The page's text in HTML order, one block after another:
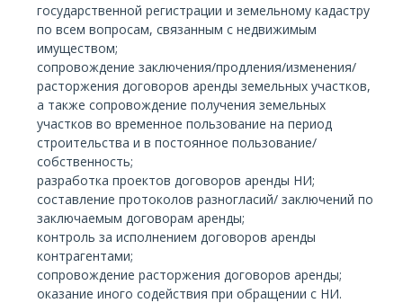
государственной регистрации и земельному кадастру
по всем вопросам, связанным с недвижимым
имуществом;
сопровождение заключения/продления/изменения/
расторжения договоров аренды земельных участков,
а также сопровождение получения земельных
участков во временное пользование на период
строительства и в постоянное пользование/
собственность;
разработка проектов договоров аренды НИ;
составление протоколов разногласий/ заключений по
заключаемым договорам аренды;
контроль за исполнением договоров аренды
контрагентами;
сопровождение расторжения договоров аренды;
оказание иного содействия при обращении с НИ.